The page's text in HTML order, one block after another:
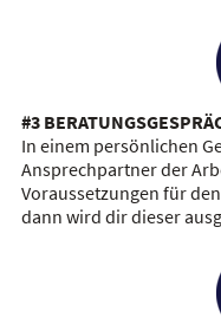
#3
In einem persönlichen
Ansprechpartner der
Voraussetzungen für
dann wird dir dieser